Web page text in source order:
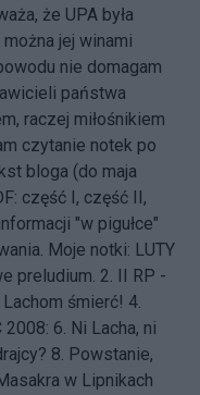
że UPA była
jej winami
nie domagam
państwa
raczej miłośnikiem
czytanie notek po
bloga (do maja
część I, część II,
"w pigułce"
. Moje notki: LUTY
preludium. 2. II RP -
śmierć! 4.
2008: 6. Ni Lacha, ni
8. Powstanie,
w Lipnikach